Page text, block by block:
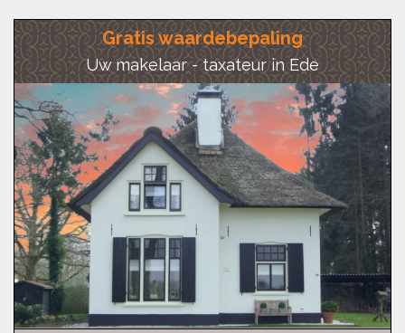
Gratis waardebepaling
Uw makelaar - taxateur in Ede